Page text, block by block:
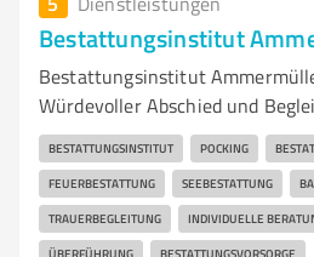
Bestattungsinstitut
Bestattungsinstitut
Würdevoller Abschied und
BESTATTUNGSINSTITUT POCKING
FEUERBESTATTUNG SEEBESTATTUNG
TRAUERBEGLEITUNG INDIVIDUELLE
ÜBERFÜHRUNG BESTATTUNGSVORSORGE